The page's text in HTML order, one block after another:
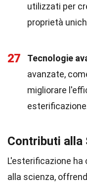
utilizzati per
proprietà
27 Tecnologie
avanzate,
migliorare
Contributi alla
L'esterificazione
alla scienza,